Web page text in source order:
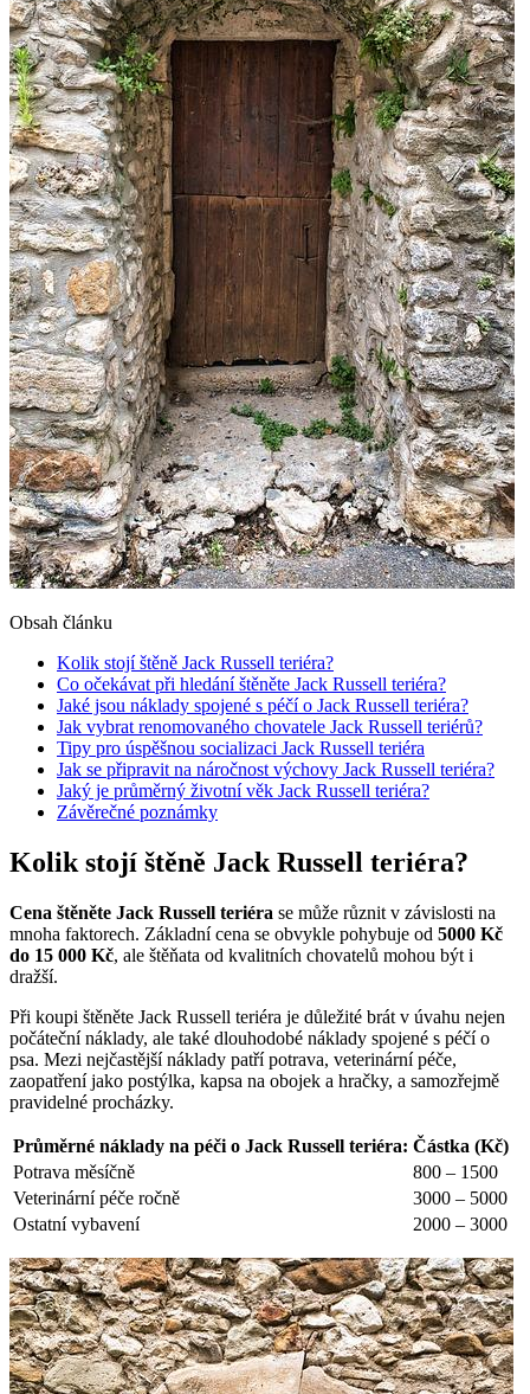
Obsah článku
Kolik stojí štěně Jack Russell teriéra?
Co očekávat při hledání štěněte Jack Russell teriéra?
Jaké jsou náklady spojené s péčí o Jack Russell teriéra?
Jak vybrat renomovaného chovatele Jack Russell teriérů?
Tipy pro úspěšnou socializaci Jack Russell teriéra
Jak se připravit na náročnost výchovy Jack Russell teriéra?
Jaký je průměrný životní věk Jack Russell teriéra?
Závěrečné poznámky
Kolik stojí štěně Jack Russell teriéra?
Cena štěněte Jack Russell teriéra se může různit v závislosti na
mnoha faktorech. Základní cena se obvykle pohybuje od 5000 Kč
do 15 000 Kč, ale štěňata od kvalitních chovatelů mohou být i
dražší.
Při koupi štěněte Jack Russell teriéra je důležité brát v úvahu nejen
počáteční náklady, ale také dlouhodobé náklady spojené s péčí o
psa. Mezi nejčastější náklady patří potrava, veterinární péče,
zaopatření jako postýlka, kapsa na obojek a hračky, a samozřejmě
pravidelné procházky.
Průměrné náklady na péči o Jack Russell teriéra: Částka (Kč)
Potrava měsíčně
800 – 1500
Veterinární péče ročně
3000 – 5000
Ostatní vybavení
2000 – 3000